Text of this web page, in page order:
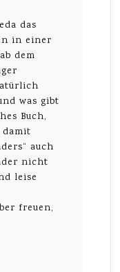
das
in einer
dem
was gibt
Buch,
auch
nicht
leise
freuen,